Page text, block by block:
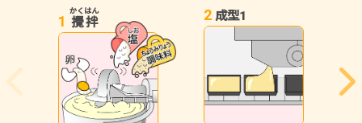
1 攪拌
かくはん 2 成型1